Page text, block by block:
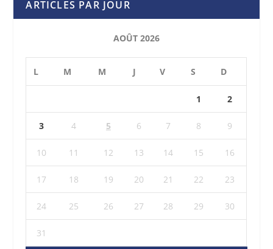
ARTICLES PAR JOUR
AOÛT 2026
L M M J V S D
1 2
3 4 5 6 7 8 9
10 11 12 13 14 15 16
17 18 19 20 21 22 23
24 25 26 27 28 29 30
31